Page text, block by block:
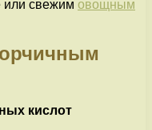
или свежим овощным
кислот